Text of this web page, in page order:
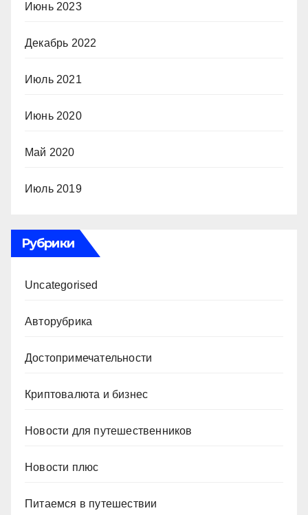
Июнь 2023
Декабрь 2022
Июль 2021
Июнь 2020
Май 2020
Июль 2019
Рубрики
Uncategorised
Авторубрика
Достопримечательности
Криптовалюта и бизнес
Новости для путешественников
Новости плюс
Питаемся в путешествии